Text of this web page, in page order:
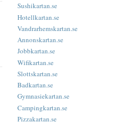
Sushikartan.se
Hotellkartan.se
Vandrarhemskartan.se
Annonskartan.se
Jobbkartan.se
Wifikartan.se
Slottskartan.se
Badkartan.se
Gymnasiekartan.se
Campingkartan.se
Pizzakartan.se